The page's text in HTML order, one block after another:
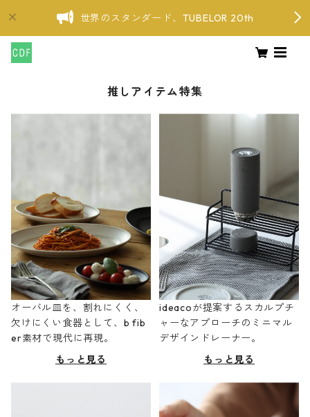
世界のスタンダード、TUBELOR 20th
推しアイテム特集
オーバル皿を、割れにくく、
欠けにくい食器として、b fib
er素材で現代に再現。
もっと見る
ideacoが提案するスカルプチ
ャーなアプローチのミニマル
デザインドレーナー。
もっと見る